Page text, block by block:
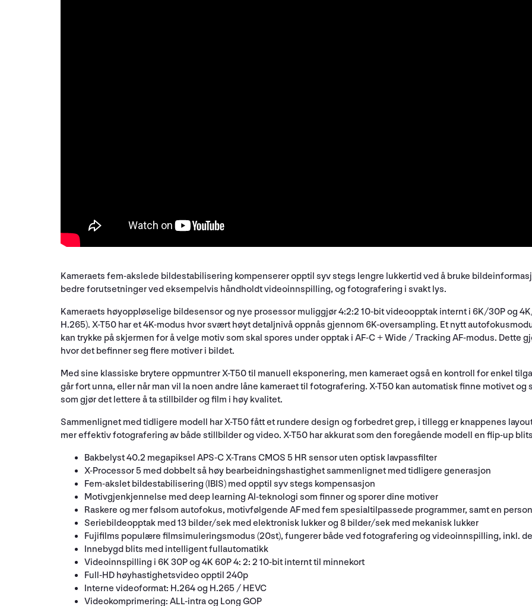
Kameraets fem-akslede bildestabilisering kompenserer opptil syv stegs lengre lukkertid ved å bruke
bedre forutsetninger ved eksempelvis håndholdt videoinnspilling, og fotografering i svakt lys.
Kameraets høyoppløselige bildesensor og nye prosessor muliggjør 4:2:2 10-bit videoopptak internt i 6K/30P og
H.265). X-T50 har et 4K-modus hvor svært høyt detaljnivå oppnås gjennom 6K-oversampling. Et nytt
kan trykke på skjermen for å velge motiv som skal spores under opptak i AF-C + Wide / Tracking AF-modus. Dette
hvor det befinner seg flere motiver i bildet.
Med sine klassiske brytere oppmuntrer X-T50 til manuell eksponering, men kameraet også en kontroll for enkel
går fort unna, eller når man vil la noen andre låne kameraet til fotografering. X-T50 kan automatisk finne motivet
som gjør det lettere å ta stillbilder og film i høy kvalitet.
Sammenlignet med tidligere modell har X-T50 fått et rundere design og forbedret grep, i tillegg er knappenes
mer effektiv fotografering av både stillbilder og video. X-T50 har akkurat som den foregående modell en flip-up
Bakbelyst 40.2 megapiksel APS-C X-Trans CMOS 5 HR sensor uten optisk lavpassfilter
X-Processor 5 med dobbelt så høy bearbeidningshastighet sammenlignet med tidligere generasjon
Fem-akslet bildestabilisering (IBIS) med opptil syv stegs kompensasjon
Motivgjenkjennelse med deep learning AI-teknologi som finner og sporer dine motiver
Raskere og mer følsom autofokus, motivfølgende AF med fem spesialtilpassede programmer, samt en
Seriebildeopptak med 13 bilder/sek med elektronisk lukker og 8 bilder/sek med mekanisk lukker
Fujifilms populære filmsimuleringsmodus (20st), fungerer både ved fotografering og videoinnspilling, inkl.
Innebygd blits med intelligent fullautomatikk
Videoinnspilling i 6K 30P og 4K 60P 4: 2: 2 10-bit internt til minnekort
Full-HD høyhastighetsvideo opptil 240p
Interne videoformat: H.264 og H.265 / HEVC
Videokomprimering: ALL-intra og Long GOP